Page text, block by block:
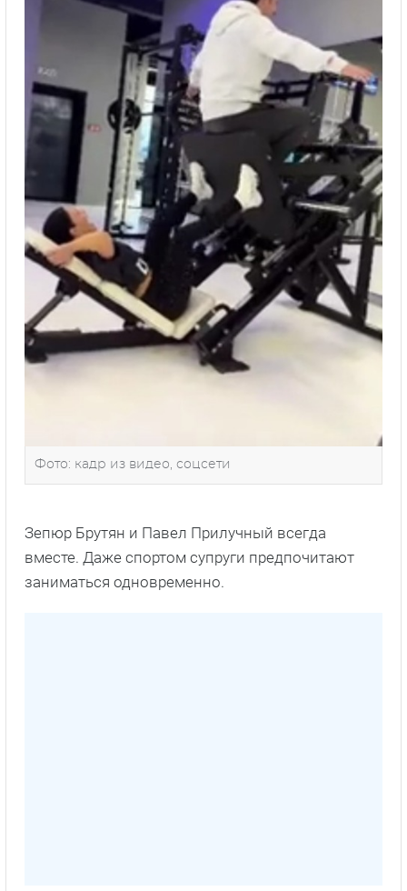
Фото: кадр из видео, соцсети
Зепюр Брутян и Павел Прилучный всегда
вместе. Даже спортом супруги предпочитают
заниматься одновременно.